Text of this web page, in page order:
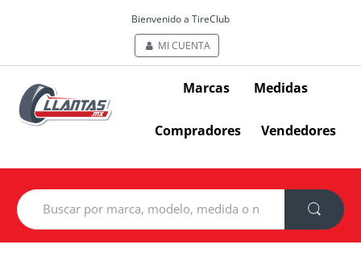
Bienvenido a TireClub
MI CUENTA
Marcas Medidas
Compradores Vendedores
Search
for: